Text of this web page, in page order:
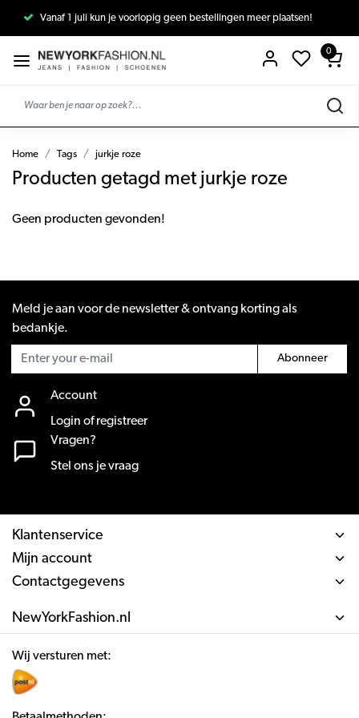
Vanaf 1 juli kun je voorlopig geen bestellingen meer plaatsen!
0
Home Tags jurkje roze
Producten getagd met jurkje roze
Geen producten gevonden!
Meld je aan voor de newsletter & ontvang korting als
bedankje.
Abonneer
Account
Login of registreer
Vragen?
Stel ons je vraag
Klantenservice
Mijn account
Contactgegevens
NewYorkFashion.nl
Wij versturen met: